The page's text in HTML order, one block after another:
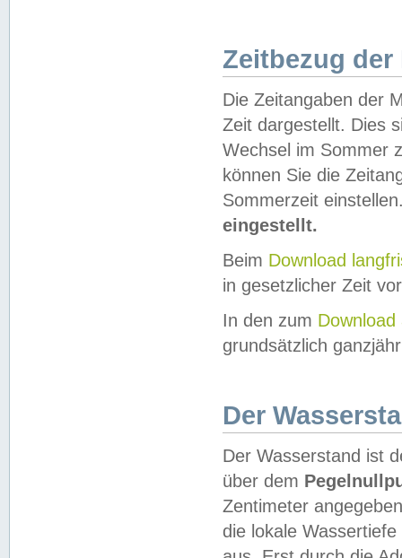
Zeitbezug der
Die Zeitangaben der
Zeit dargestellt. Dies
Wechsel im Sommer
können Sie die
Sommerzeit
eingestellt.
Beim Download
in gesetzlicher Zeit
In den zum Download
grundsätzlich
Der
Der Wasserstand ist
über dem
Zentimeter
die lokale